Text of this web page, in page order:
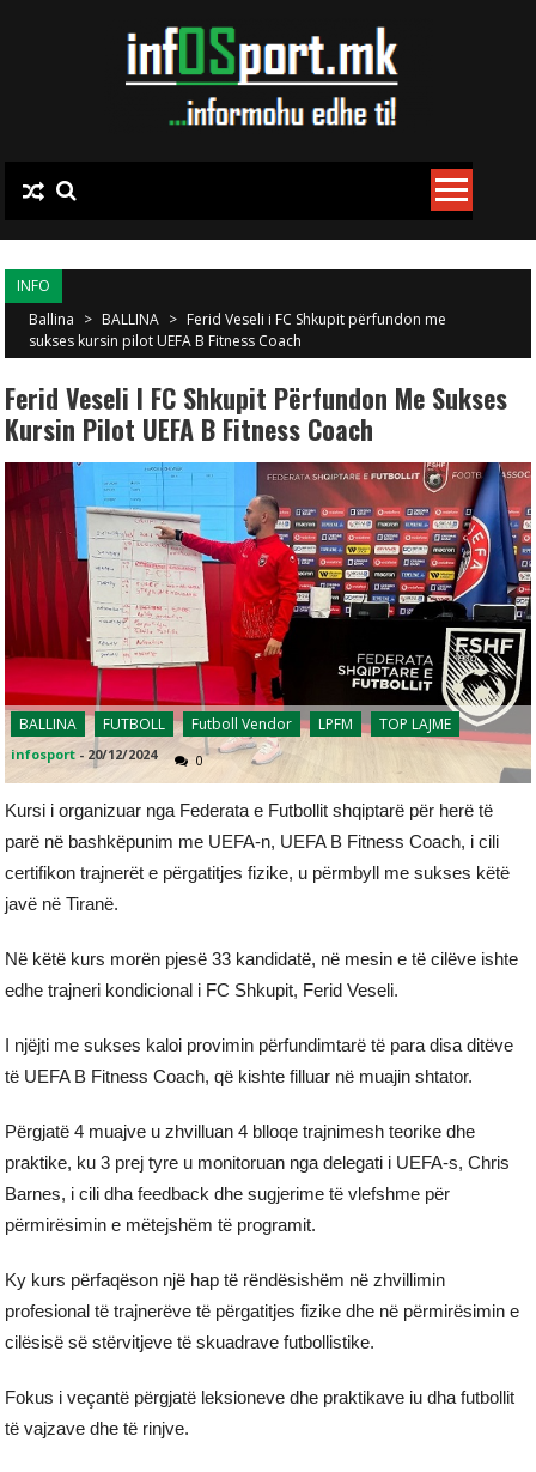
INFO
Ballina > BALLINA > Ferid Veseli i FC Shkupit përfundon me
sukses kursin pilot UEFA B Fitness Coach
Ferid Veseli I FC Shkupit Përfundon Me Sukses
Kursin Pilot UEFA B Fitness Coach
BALLINA FUTBOLL Futboll Vendor LPFM TOP LAJME
infosport - 20/12/2024 0
Kursi i organizuar nga Federata e Futbollit shqiptarë për herë të
parë në bashkëpunim me UEFA-n, UEFA B Fitness Coach, i cili
certifikon trajnerët e përgatitjes fizike, u përmbyll me sukses këtë
javë në Tiranë.
Në këtë kurs morën pjesë 33 kandidatë, në mesin e të cilëve ishte
edhe trajneri kondicional i FC Shkupit, Ferid Veseli.
I njëjti me sukses kaloi provimin përfundimtarë të para disa ditëve
të UEFA B Fitness Coach, që kishte filluar në muajin shtator.
Përgjatë 4 muajve u zhvilluan 4 blloqe trajnimesh teorike dhe
praktike, ku 3 prej tyre u monitoruan nga delegati i UEFA-s, Chris
Barnes, i cili dha feedback dhe sugjerime të vlefshme për
përmirësimin e mëtejshëm të programit.
Ky kurs përfaqëson një hap të rëndësishëm në zhvillimin
profesional të trajnerëve të përgatitjes fizike dhe në përmirësimin e
cilësisë së stërvitjeve të skuadrave futbollistike.
Fokus i veçantë përgjatë leksioneve dhe praktikave iu dha futbollit
të vajzave dhe të rinjve.